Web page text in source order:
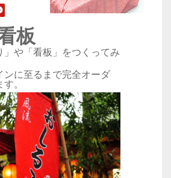
板
」や「看板」をつくってみ
ンに至るまで完全オーダ
。